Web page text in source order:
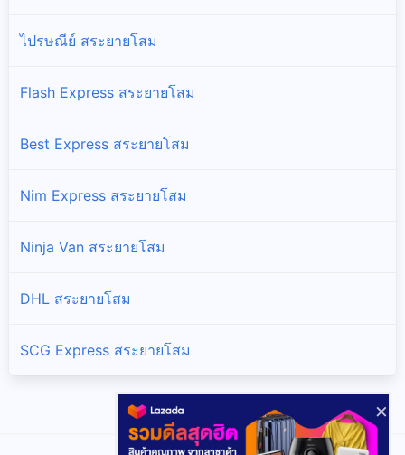
ไปรษณีย์ สระยายโสม
Flash Express สระยายโสม
Best Express สระยายโสม
Nim Express สระยายโสม
Ninja Van สระยายโสม
DHL สระยายโสม
SCG Express สระยายโสม
×